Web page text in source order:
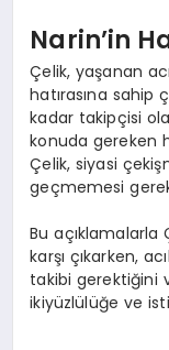
Narin’in
Çelik, yaşanan
hatırasına sahip
kadar takipçisi
konuda gereken
Çelik, siyasi
geçmemesi
Bu açıklamalarla
karşı çıkarken,
takibi gerektiğini
ikiyüzlülüğe ve